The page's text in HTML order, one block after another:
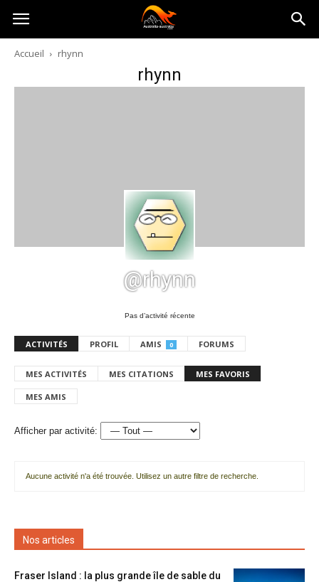
Australia-
australie.com
Accueil rhynn
rhynn
@rhynn
Pas d’activité récente
ACTIVITÉS PROFIL AMIS 0 FORUMS
MES ACTIVITÉS MES CITATIONS MES FAVORIS
MES AMIS
Afficher par activité:
Aucune activité n'a été trouvée. Utilisez un autre filtre de recherche.
Nos articles
Fraser Island : la plus grande île de sable du